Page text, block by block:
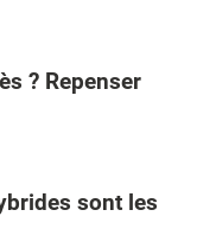
? Repenser
sont les